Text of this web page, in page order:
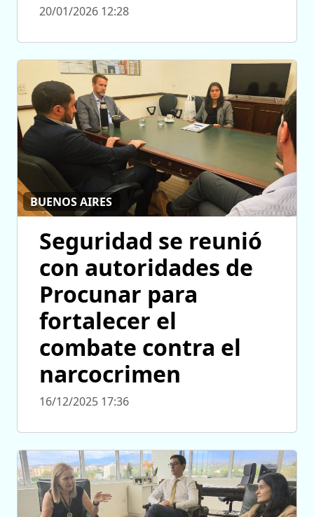
20/01/2026 12:28
BUENOS AIRES
Seguridad se reunió
con autoridades de
Procunar para
fortalecer el
combate contra el
narcocrimen
16/12/2025 17:36